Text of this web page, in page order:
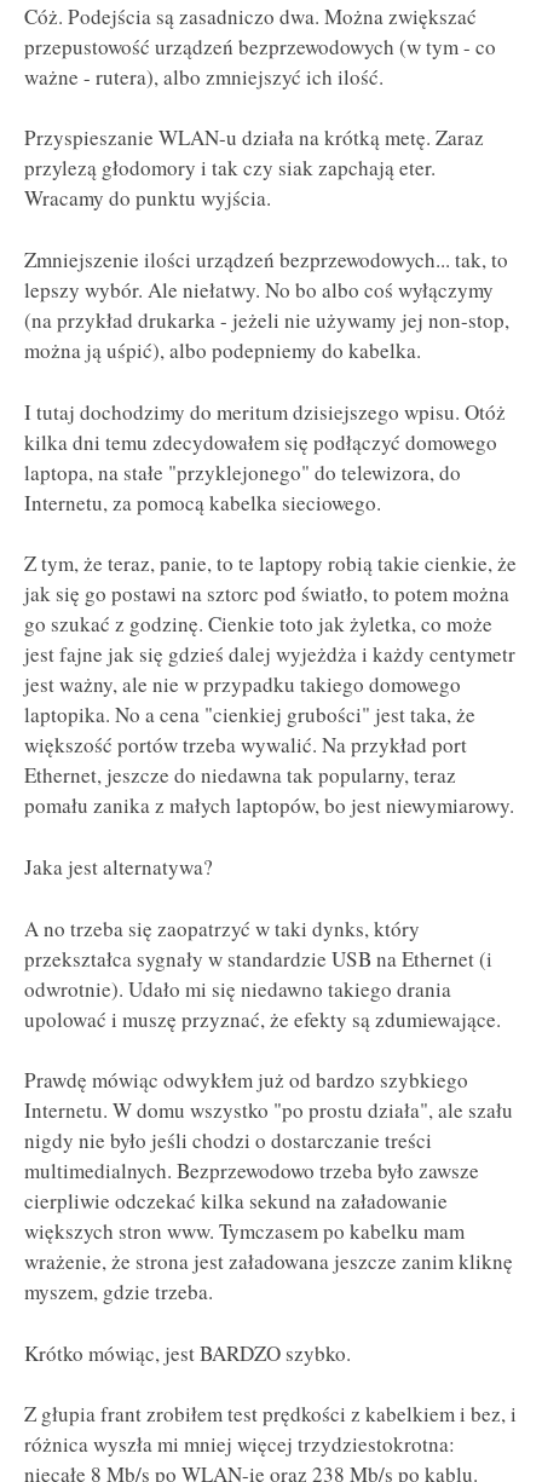
Cóż. Podejścia są zasadniczo dwa. Można zwiększać
przepustowość urządzeń bezprzewodowych (w tym - co
ważne - rutera), albo zmniejszyć ich ilość.
Przyspieszanie WLAN-u działa na krótką metę. Zaraz
przylezą głodomory i tak czy siak zapchają eter.
Wracamy do punktu wyjścia.
Zmniejszenie ilości urządzeń bezprzewodowych... tak, to
lepszy wybór. Ale niełatwy. No bo albo coś wyłączymy
(na przykład drukarka - jeżeli nie używamy jej non-stop,
można ją uśpić), albo podepniemy do kabelka.
I tutaj dochodzimy do meritum dzisiejszego wpisu. Otóż
kilka dni temu zdecydowałem się podłączyć domowego
laptopa, na stałe "przyklejonego" do telewizora, do
Internetu, za pomocą kabelka sieciowego.
Z tym, że teraz, panie, to te laptopy robią takie cienkie, że
jak się go postawi na sztorc pod światło, to potem można
go szukać z godzinę. Cienkie toto jak żyletka, co może
jest fajne jak się gdzieś dalej wyjeżdża i każdy centymetr
jest ważny, ale nie w przypadku takiego domowego
laptopika. No a cena "cienkiej grubości" jest taka, że
większość portów trzeba wywalić. Na przykład port
Ethernet, jeszcze do niedawna tak popularny, teraz
pomału zanika z małych laptopów, bo jest niewymiarowy.
Jaka jest alternatywa?
A no trzeba się zaopatrzyć w taki dynks, który
przekształca sygnały w standardzie USB na Ethernet (i
odwrotnie). Udało mi się niedawno takiego drania
upolować i muszę przyznać, że efekty są zdumiewające.
Prawdę mówiąc odwykłem już od bardzo szybkiego
Internetu. W domu wszystko "po prostu działa", ale szału
nigdy nie było jeśli chodzi o dostarczanie treści
multimedialnych. Bezprzewodowo trzeba było zawsze
cierpliwie odczekać kilka sekund na załadowanie
większych stron www. Tymczasem po kabelku mam
wrażenie, że strona jest załadowana jeszcze zanim kliknę
myszem, gdzie trzeba.
Krótko mówiąc, jest BARDZO szybko.
Z głupia frant zrobiłem test prędkości z kabelkiem i bez, i
różnica wyszła mi mniej więcej trzydziestokrotna:
niecałe 8 Mb/s po WLAN-ie oraz 238 Mb/s po kablu.